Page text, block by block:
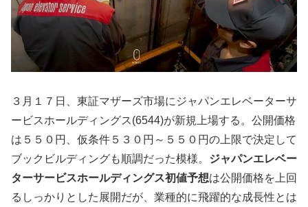
３月１７日、東証マザーズ市場にジャパンエレベーターサ
ービスホールディングス(6544)が新規上場する。公開価格
は５５０円、仮条件５３０円～５５０円の上限で決定して
ブックビルディングも順調だった模様。 ジャパンエレベー
ターサービスホールディングス初値予想は公開価格を上回
るしっかりとした展開だが、業種的に飛躍的な成長性とは